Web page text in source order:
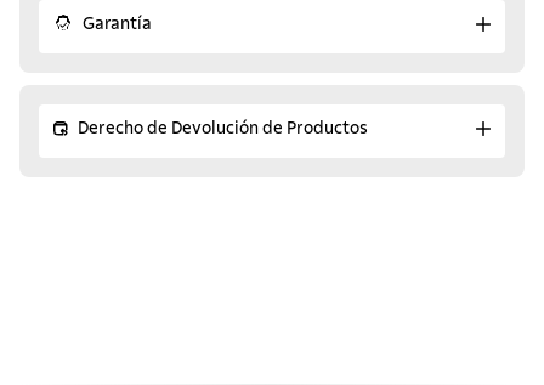
Garantía
Derecho de Devolución de Productos